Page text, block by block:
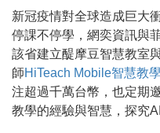
新冠疫情對全球造成巨大
停課不停學，網奕資訊與
該省建立醍摩豆智慧教室
師HiTeach Mobile智慧教
注超過千萬台幣，也定期
教學的經驗與智慧，探究